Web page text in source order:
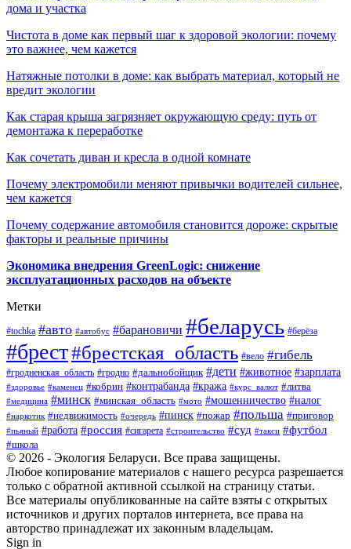
дома и участка
Чистота в доме как первый шаг к здоровой экологии: почему
это важнее, чем кажется
Натяжные потолки в доме: как выбрать материал, который не
вредит экологии
Как старая крыша загрязняет окружающую среду: путь от
демонтажа к переработке
Как сочетать диван и кресла в одной комнате
Почему электромобили меняют привычки водителей сильнее,
чем кажется
Почему содержание автомобиля становится дороже: скрытые
факторы и реальные причины
Экономика внедрения GreenLogic: снижение
эксплуатационных расходов на объекте
Метки
#tochka #авто #автобус #барановичи #беларусь #берёза
#брест#брестская_область #вело #гибель
#гродненская_область #гродно #дальнобойщик #дети #животное #зарплата
#здоровье #каменец #кобрин #контрабанда #кража #курс_валют #литва
#медицина #минск #минская_область #мото #мошенничество #налог
#наркотик #недвижимость #очередь #пинск #пожар #польша #приговор
#пьяный #работа #россия #сигарета #строительство #суд #такси #футбол
#школа
© 2026 - Экология Беларуси. Все права защищены.
Любое копирование материалов с нашего ресурса разрешается
только с обратной активной ссылкой на страницу статьи.
Все материалы опубликованные на сайте взяты с открытых
источников и других порталов интернета, все права на
авторство принадлежат их законным владельцам.
Sign in